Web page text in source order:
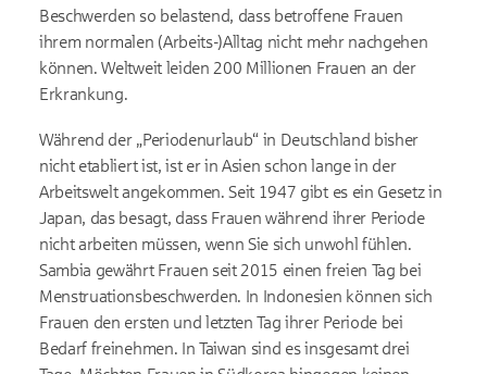
Beschwerden so belastend, dass betroffene Frauen
ihrem normalen (Arbeits-)Alltag nicht mehr nachgehen
können. Weltweit leiden 200 Millionen Frauen an der
Erkrankung.
Während der „Periodenurlaub“ in Deutschland bisher
nicht etabliert ist, ist er in Asien schon lange in der
Arbeitswelt angekommen. Seit 1947 gibt es ein Gesetz in
Japan, das besagt, dass Frauen während ihrer Periode
nicht arbeiten müssen, wenn Sie sich unwohl fühlen.
Sambia gewährt Frauen seit 2015 einen freien Tag bei
Menstruationsbeschwerden. In Indonesien können sich
Frauen den ersten und letzten Tag ihrer Periode bei
Bedarf freinehmen. In Taiwan sind es insgesamt drei